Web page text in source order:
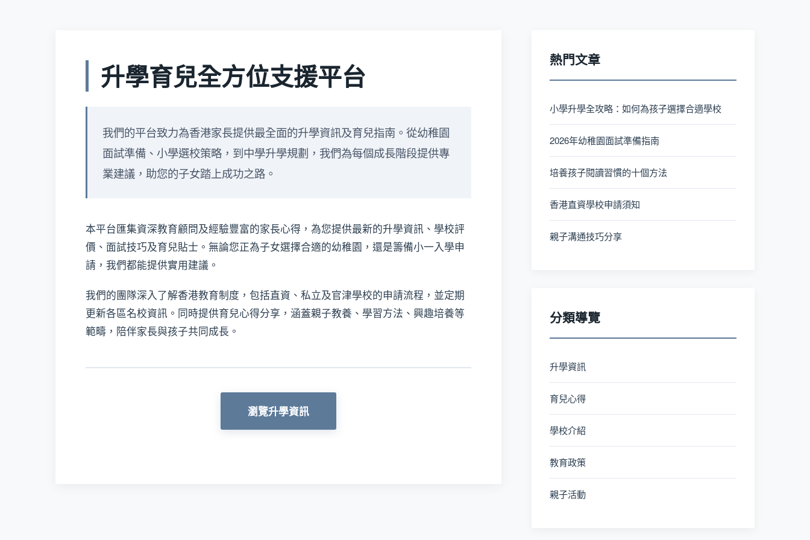
升學育兒全方位支援平台
我們的平台致力為香港家長提供最全面的升學資訊及育兒指南。從幼稚園
面試準備、小學選校策略，到中學升學規劃，我們為每個成長階段提供專
業建議，助您的子女踏上成功之路。
本平台匯集資深教育顧問及經驗豐富的家長心得，為您提供最新的升學資訊、學校評
價、面試技巧及育兒貼士。無論您正為子女選擇合適的幼稚園，還是籌備小一入學申
請，我們都能提供實用建議。
我們的團隊深入了解香港教育制度，包括直資、私立及官津學校的申請流程，並定期
更新各區名校資訊。同時提供育兒心得分享，涵蓋親子教養、學習方法、興趣培養等
範疇，陪伴家長與孩子共同成長。
瀏覽升學資訊
熱門文章
小學升學全攻略：如何為孩子選擇合適學校
2026年幼稚園面試準備指南
培養孩子閱讀習慣的十個方法
香港直資學校申請須知
親子溝通技巧分享
分類導覽
升學資訊
育兒心得
學校介紹
教育政策
親子活動